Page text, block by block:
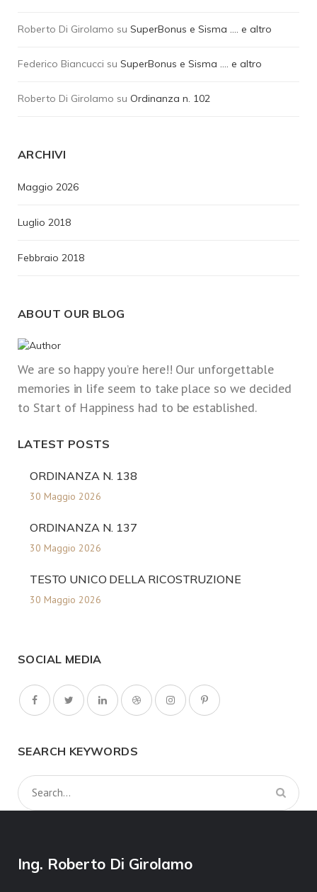
Roberto Di Girolamo su SuperBonus e Sisma …. e altro
Federico Biancucci su SuperBonus e Sisma …. e altro
Roberto Di Girolamo su Ordinanza n. 102
ARCHIVI
Maggio 2026
Luglio 2018
Febbraio 2018
ABOUT OUR BLOG
We are so happy you’re here!! Our unforgettable
memories in life seem to take place so we decided
to Start of Happiness had to be established.
LATEST POSTS
ORDINANZA N. 138
30 Maggio 2026
ORDINANZA N. 137
30 Maggio 2026
TESTO UNICO DELLA RICOSTRUZIONE
30 Maggio 2026
SOCIAL MEDIA
SEARCH KEYWORDS
Ing. Roberto Di Girolamo